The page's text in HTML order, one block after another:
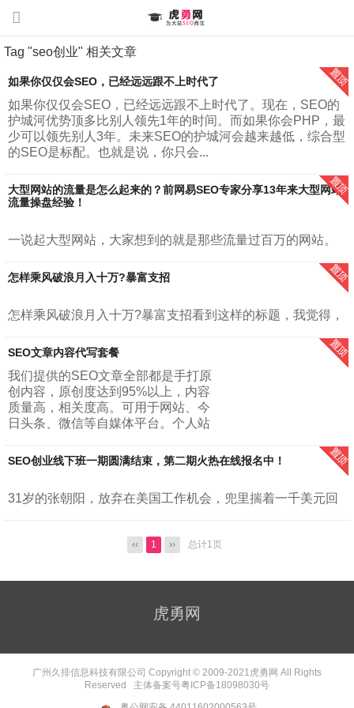
Tag "seo创业" 相关文章
如果你仅仅会SEO，已经远远跟不上时代了
如果你仅仅会SEO，已经远远跟不上时代了。现在，SEO的
护城河优势顶多比别人领先1年的时间。而如果你会PHP，最
少可以领先别人3年。未来SEO的护城河会越来越低，综合型
的SEO是标配。也就是说，你只会...
大型网站的流量是怎么起来的？前网易SEO专家分享13年来大型网站
流量操盘经验！
一说起大型网站，大家想到的就是那些流量过百万的网站。
码：大型网站百万流量运营之道》里面对大型网站进行了定
义。”大型网站，指的是每月日均访问...
怎样乘风破浪月入十万?暴富支招
怎样乘风破浪月入十万?暴富支招看到这样的标题，我觉得，
富来自长久的积累。所谓量变才会有质变。大部分人最容易
被这些月入十万，一夜暴富这种标题党所吸引...
SEO文章内容代写套餐
我们提供的SEO文章全部都是手打原
创内容，原创度达到95%以上，内容
质量高，相关度高。可用于网站、今
日头条、微信等自媒体平台。个人站
篇文章，一个月更新30篇文章，字数
SEO创业线下班一期圆满结束，第二期火热在线报名中！
31岁的张朝阳，放弃在美国工作机会，兜里揣着一千美元回
乎；27岁的马化腾放弃前景光明的开发部主...
‹‹ 1 ›› 总计1页
虎勇网
广州久排信息科技有限公司 Copyright © 2009-2021虎勇网 All Rights
Reserved 主体备案号粤ICP备18098030号